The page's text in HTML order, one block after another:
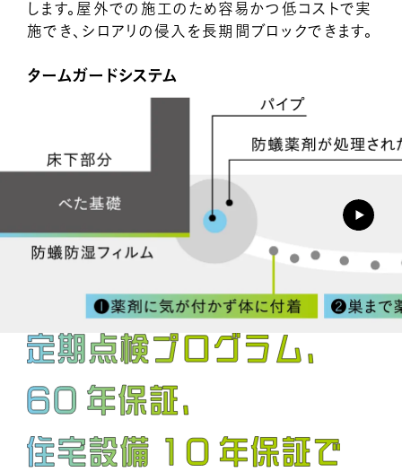
します。屋外での施工のため容易かつ低コストで実
施でき、シロアリの侵入を長期間ブロックできます。
タームガードシステム